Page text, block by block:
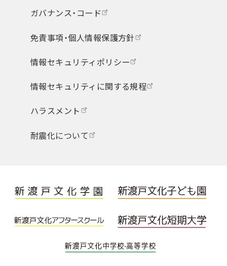
ガバナンス・コード
免責事項・個人情報保護方針
情報セキュリティポリシー
情報セキュリティに関する規程
ハラスメント
耐震化について